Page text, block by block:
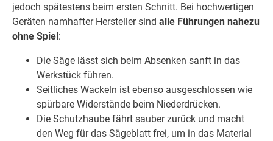
jedoch spätestens beim ersten Schnitt. Bei hochwertigen
Geräten namhafter Hersteller sind alle Führungen nahezu
ohne Spiel :
Die Säge lässt sich beim Absenken sanft in das
Werkstück führen.
Seitliches Wackeln ist ebenso ausgeschlossen wie
spürbare Widerstände beim Niederdrücken.
Die Schutzhaube fährt sauber zurück und macht
den Weg für das Sägeblatt frei, um in das Material